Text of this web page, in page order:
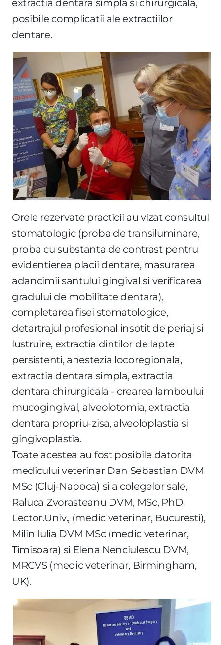
extractia dentara simpla si chirurgicala,
posibile complicatii ale extractiilor
dentare.
Orele rezervate practicii au vizat consultul
stomatologic (proba de transiluminare,
proba cu substanta de contrast pentru
evidentierea placii dentare, masurarea
adancimii santului gingival si verificarea
gradului de mobilitate dentara),
completarea fisei stomatologice,
detartrajul profesional insotit de periaj si
lustruire, extractia dintilor de lapte
persistenti, anestezia locoregionala,
extractia dentara simpla, extractia
dentara chirurgicala - crearea lamboului
mucogingival, alveolotomia, extractia
dentara propriu-zisa, alveoloplastia si
gingivoplastia.
Toate acestea au fost posibile datorita
medicului veterinar Dan Sebastian DVM
MSc (Cluj-Napoca) si a colegelor sale,
Raluca Zvorasteanu DVM, MSc, PhD,
Lector.Univ., (medic veterinar, Bucuresti),
Milin Iulia DVM MSc (medic veterinar,
Timisoara) si Elena Nenciulescu DVM,
MRCVS (medic veterinar, Birmingham,
UK).